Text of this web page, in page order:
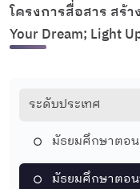
โครงการสื่อสาร สร้
Your Dream; Light
ระดับประเทศ
มัธยมศึกษาตอ
มัธยมศึกษาตอน